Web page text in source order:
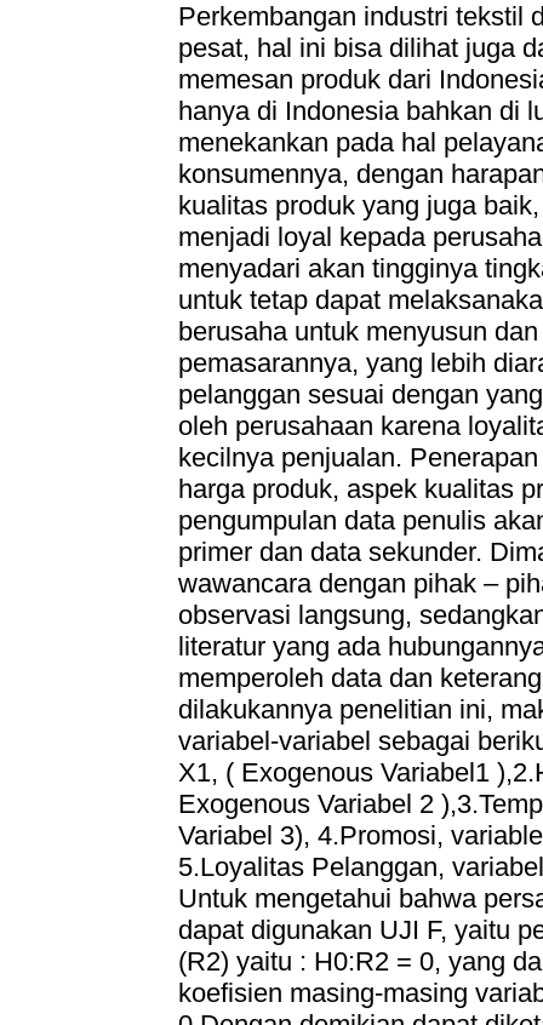
Perkembangan industri tekstil
pesat, hal ini bisa dilihat juga
memesan produk dari
hanya di Indonesia bahkan di
menekankan pada hal
konsumennya, dengan
kualitas produk yang juga
menjadi loyal kepada
menyadari akan tingginya
untuk tetap dapat
berusaha untuk menyusun
pemasarannya, yang lebih
pelanggan sesuai dengan
oleh perusahaan karena
kecilnya penjualan.
harga produk, aspek kualitas
pengumpulan data penulis
primer dan data sekunder.
wawancara dengan pihak –
observasi langsung,
literatur yang ada
memperoleh data dan
dilakukannya penelitian ini,
variabel-variabel sebagai
X1, ( Exogenous Variabel1
Exogenous Variabel 2
Variabel 3), 4.Promosi,
5.Loyalitas Pelanggan,
Untuk mengetahui bahwa
dapat digunakan UJI F, yaitu
(R2) yaitu : H0:R2 = 0, yang
koefisien masing-masing